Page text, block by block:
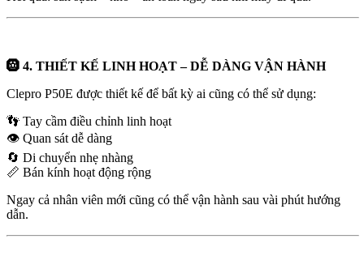
🛞 4. THIẾT KẾ LINH HOẠT – DỄ DÀNG VẬN HÀNH
Clepro P50E được thiết kế để bất kỳ ai cũng có thể sử dụng:
👣 Tay cầm điều chỉnh linh hoạt
👁️ Quan sát dễ dàng
🔄 Di chuyển nhẹ nhàng
📏 Bán kính hoạt động rộng
Ngay cả nhân viên mới cũng có thể vận hành sau vài phút hướng
dẫn.